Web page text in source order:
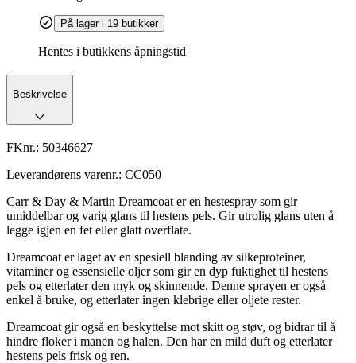
På lager i 19 butikker
Hentes i butikkens åpningstid
Beskrivelse
FKnr.: 50346627
Leverandørens varenr.: CC050
Carr & Day & Martin Dreamcoat er en hestespray som gir
umiddelbar og varig glans til hestens pels. Gir utrolig glans uten å
legge igjen en fet eller glatt overflate.
Dreamcoat er laget av en spesiell blanding av silkeproteiner,
vitaminer og essensielle oljer som gir en dyp fuktighet til hestens
pels og etterlater den myk og skinnende. Denne sprayen er også
enkel å bruke, og etterlater ingen klebrige eller oljete rester.
Dreamcoat gir også en beskyttelse mot skitt og støv, og bidrar til å
hindre floker i manen og halen. Den har en mild duft og etterlater
hestens pels frisk og ren.